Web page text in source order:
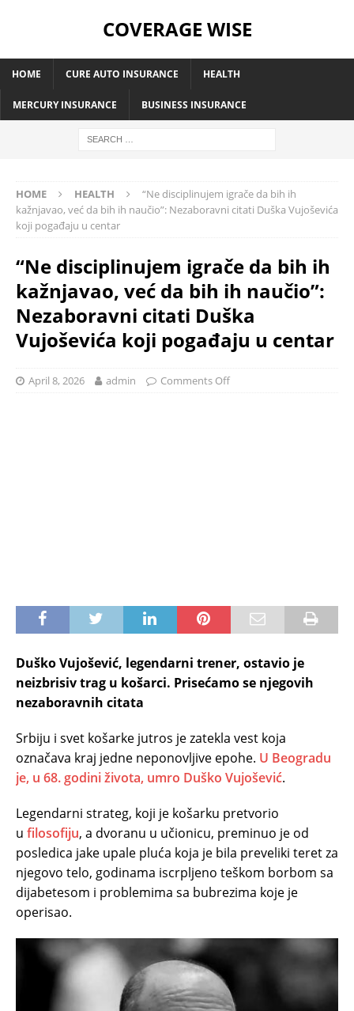
COVERAGE WISE
HOME CURE AUTO INSURANCE HEALTH
MERCURY INSURANCE BUSINESS INSURANCE
HOME HEALTH
“Ne disciplinujem igrače da bih ih
kažnjavao, već da bih ih naučio”: Nezaboravni citati Duška Vujoševića
koji pogađaju u centar
“Ne disciplinujem igrače da bih ih
kažnjavao, već da bih ih naučio”:
Nezaboravni citati Duška
Vujoševića koji pogađaju u centar
April 8, 2026 admin Comments Off
Duško Vujošević, legendarni trener, ostavio je
neizbrisiv trag u košarci. Prisećamo se njegovih
nezaboravnih citata
Srbiju i svet košarke jutros je zatekla vest koja
označava kraj jedne neponovljive epohe. U Beogradu
je, u 68. godini života, umro Duško Vujošević.
Legendarni strateg, koji je košarku pretvorio
u filosofiju, a dvoranu u učionicu, preminuo je od
posledica jake upale pluća koja je bila preveliki teret za
njegovo telo, godinama iscrpljeno teškom borbom sa
dijabetesom i problemima sa bubrezima koje je
operisao.